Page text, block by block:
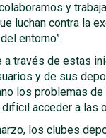
y
luchan contra la
entorno”.
a través de estas
y de sus
los problemas
difícil acceder a las
los clubes